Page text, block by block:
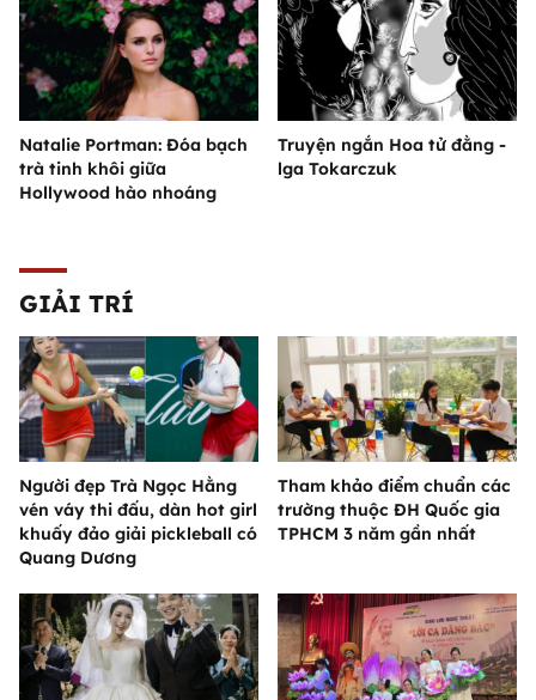
Natalie Portman: Đóa bạch
trà tinh khôi giữa
Hollywood hào nhoáng
Truyện ngắn Hoa tử đằng -
lga Tokarczuk
GIẢI TRÍ
Người đẹp Trà Ngọc Hằng
vén váy thi đấu, dàn hot girl
khuấy đảo giải pickleball có
Quang Dương
Tham khảo điểm chuẩn các
trường thuộc ĐH Quốc gia
TPHCM 3 năm gần nhất